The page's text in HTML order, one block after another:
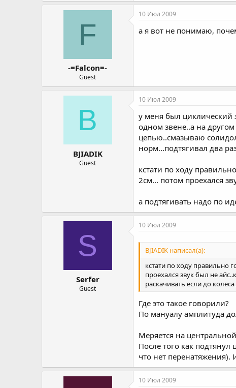
F
-=Falcon=-
Guest
10 Июл 2009
а я вот не понимаю,
B
BJIADIK
Guest
10 Июл 2009
у меня был циклический
одном звене..а на
цепью..смазываю
норм...подтягивал два
кстати по ходу
2см... потом проехался
а подтягивать надо по
S
Serfer
Guest
10 Июл 2009
BJIADIK написал(а):
кстати по ходу правильно
проехался звук был не
раскачивать если до
Где это такое говорили?
По мануалу амплитуда
Меряется на
После того как
что нет перенатяжения).
10 Июл 2009